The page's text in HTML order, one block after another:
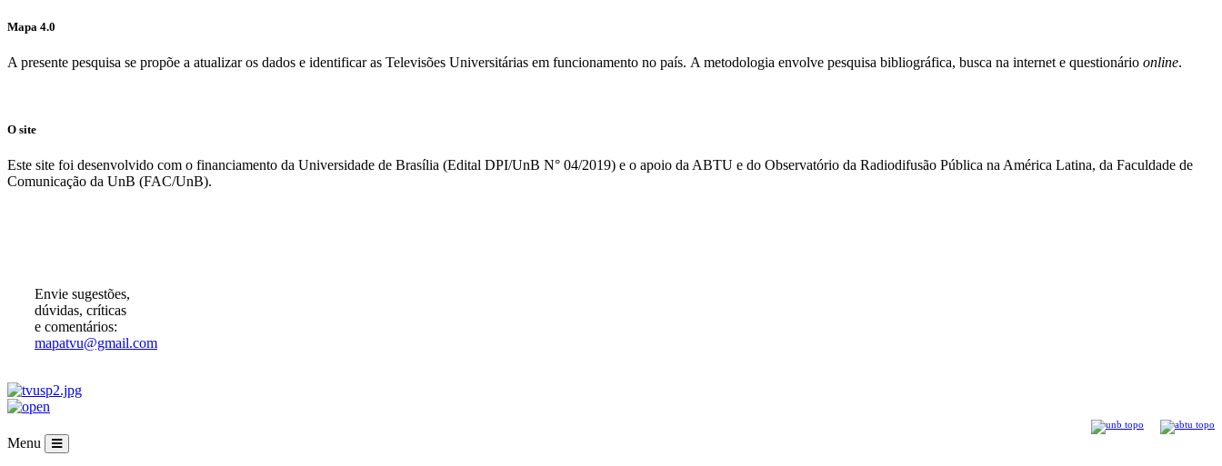
Mapa 4.0
A presente pesquisa se propõe a atualizar os dados e identificar as Televisões Universitárias em funcionamento no país. A metodologia envolve pesquisa bibliográfica, busca na internet e questionário online.
O site
Este site foi desenvolvido com o financiamento da Universidade de Brasília (Edital DPI/UnB N° 04/2019) e o apoio da ABTU e do Observatório da Radiodifusão Pública na América Latina, da Faculdade de
Comunicação da UnB (FAC/UnB).
Envie sugestões,
dúvidas, críticas
e comentários:
mapatvu@gmail.com
Menu